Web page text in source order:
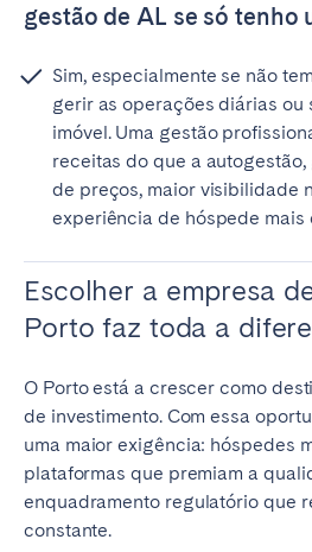
gestão de AL se só tenho
Sim, especialmente se não
gerir as operações diárias ou
imóvel. Uma gestão
receitas do que a
de preços, maior visibilidade
experiência de hóspede mais
Escolher a empresa
Porto faz toda a
O Porto está a crescer como
de investimento. Com essa
uma maior exigência: hóspedes
plataformas que premiam a
enquadramento regulatório que
constante.